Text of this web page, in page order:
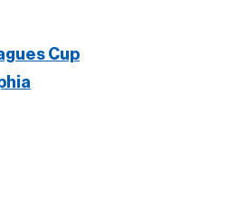
Cup